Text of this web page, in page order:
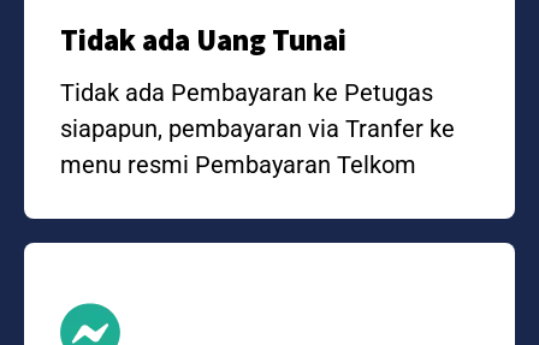
Tidak ada Uang Tunai
Tidak ada Pembayaran ke Petugas
siapapun, pembayaran via Tranfer ke
menu resmi Pembayaran Telkom